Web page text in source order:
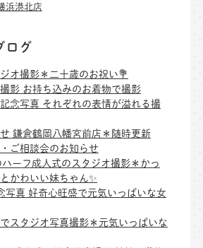
浜港北店
ログ
オ撮影＊二十歳のお祝い💐
影 お持ち込みのお着物で撮影
念写真 それぞれの表情が溢れる撮
鎌倉鶴岡八幡宮前店＊随時更新
ご相談会のお知らせ
ーフ成人式のスタジオ撮影＊かっ
かわいい妹ちゃん✨
写真 好奇心旺盛で元気いっぱいな女
スタジオ写真撮影＊元気いっぱいな